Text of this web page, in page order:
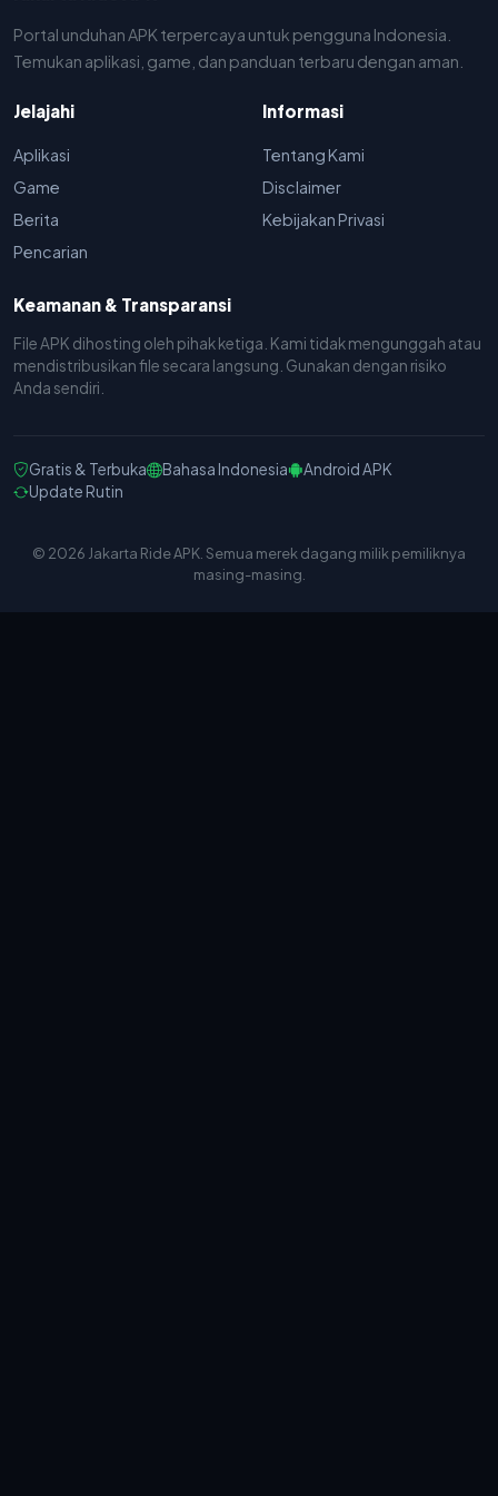
Portal unduhan APK terpercaya untuk pengguna Indonesia.
Temukan aplikasi, game, dan panduan terbaru dengan aman.
Jelajahi
Aplikasi
Game
Berita
Pencarian
Informasi
Tentang Kami
Disclaimer
Kebijakan Privasi
Keamanan & Transparansi
File APK dihosting oleh pihak ketiga. Kami tidak mengunggah atau
mendistribusikan file secara langsung. Gunakan dengan risiko
Anda sendiri.
Gratis & Terbuka Bahasa Indonesia
Android APK
Update Rutin
© 2026 Jakarta Ride APK. Semua merek dagang milik pemiliknya
masing-masing.